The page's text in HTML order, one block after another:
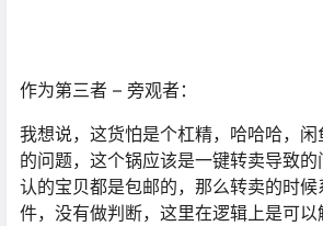
作为第三者 – 旁观者：
我想说，这货怕是个杠精，哈哈哈，
的问题，这个锅应该是一键转卖导致
认的宝贝都是包邮的，那么转卖的时
件，没有做判断，这里在逻辑上是可以